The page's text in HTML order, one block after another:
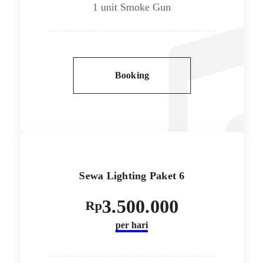
1 unit Smoke Gun
Booking
Sewa Lighting Paket 6
Rp3.500.000
per hari